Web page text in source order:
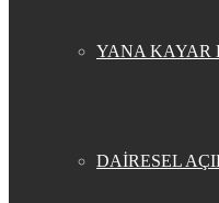
YANA KAYAR
DAİRESEL